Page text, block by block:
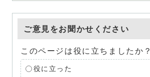
ご意見をお聞かせください
このページは役に立ちましたか？
役に立った